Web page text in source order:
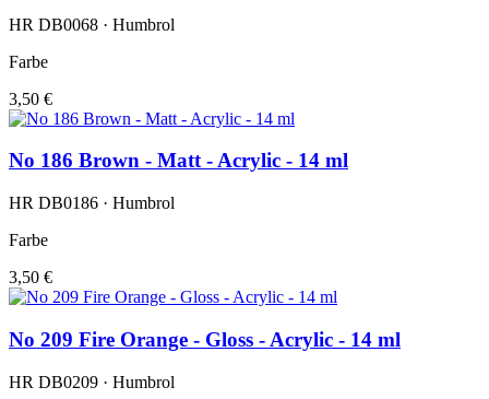
HR DB0068 · Humbrol
Farbe
3,50 €
No 186 Brown - Matt - Acrylic - 14 ml
HR DB0186 · Humbrol
Farbe
3,50 €
No 209 Fire Orange - Gloss - Acrylic - 14 ml
HR DB0209 · Humbrol